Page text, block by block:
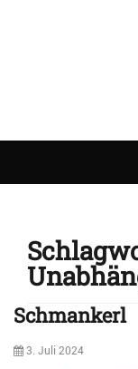
Schmankerl
Posted
3. Juli 2024